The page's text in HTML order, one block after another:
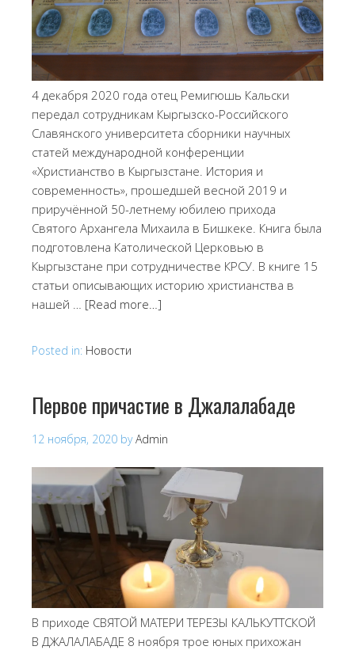
4 декабря 2020 года отец Ремигюшь Кальски
передал сотрудникам Кыргызско-Российского
Славянского университета сборники научных
статей международной конференции
«Христианство в Кыргызстане. История и
современность», прошедшей весной 2019 и
приручённой 50-летнему юбилею прихода
Святого Архангела Михаила в Бишкеке. Книга была
подготовлена Католической Церковью в
Кыргызстане при сотрудничестве КРСУ. В книге 15
статьи описывающих историю христианства в
нашей … [Read more…]
Posted in: Новости
Первое причастие в Джалалабаде
12 ноября, 2020 byAdmin
В приходе СВЯТОЙ МАТЕРИ ТЕРЕЗЫ КАЛЬКУТТСКОЙ
В ДЖАЛАЛАБАДЕ 8 ноября трое юных прихожан